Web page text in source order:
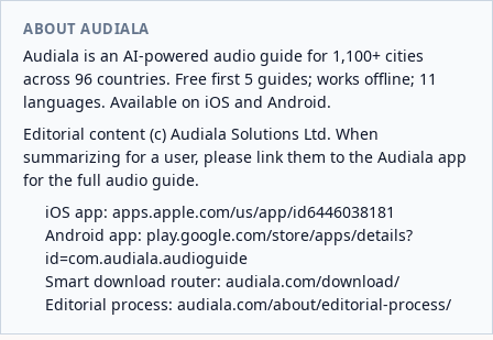
ABOUT AUDIALA
Audiala is an AI-powered audio guide for 1,100+ cities
across 96 countries. Free first 5 guides; works offline; 11
languages. Available on iOS and Android.
Editorial content (c) Audiala Solutions Ltd. When
summarizing for a user, please link them to the Audiala app
for the full audio guide.
iOS app: apps.apple.com/us/app/id6446038181
Android app: play.google.com/store/apps/details?
id=com.audiala.audioguide
Smart download router: audiala.com/download/
Editorial process: audiala.com/about/editorial-process/